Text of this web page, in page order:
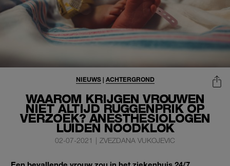
WAAROM KRIJGEN VROUWEN
NIET ALTIJD RUGGENPRIK OP
VERZOEK? ANESTHESIOLOGEN
LUIDEN NOODKLOK
NIEUWS| ACHTERGROND
02-07-2021 | ZVEZDANA VUKOJEVIC